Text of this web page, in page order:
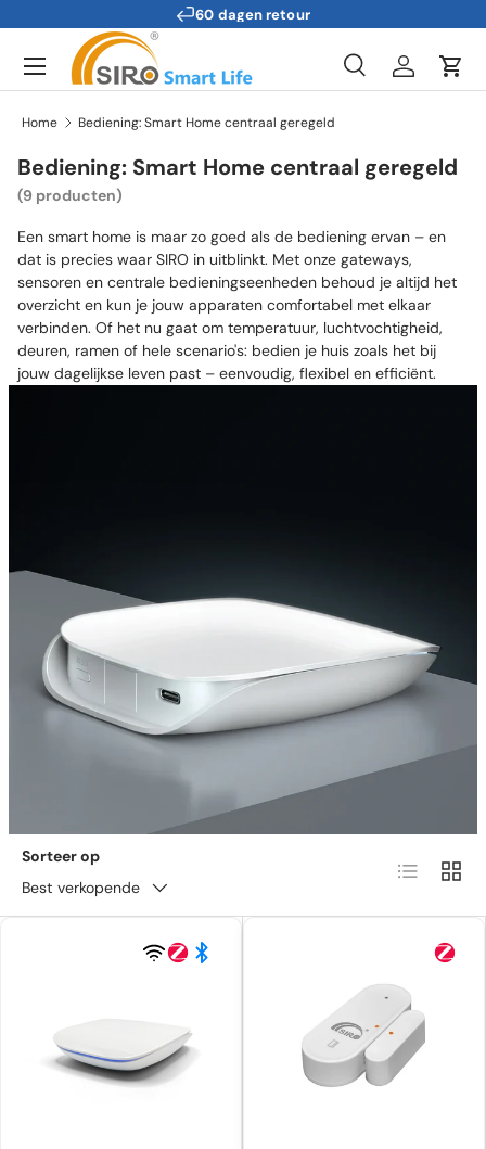
Ga naar inhoud
Technische ondersteuning
Zoeken
ZoekenInloggen
Menu
Home Bediening: Smart Home centraal geregeld
Bediening: Smart Home centraal geregeld
(9 producten)
Een smart home is maar zo goed als de bediening ervan – en
dat is precies waar SIRO in uitblinkt. Met onze gateways,
sensoren en centrale bedieningseenheden behoud je altijd het
overzicht en kun je jouw apparaten comfortabel met elkaar
verbinden. Of het nu gaat om temperatuur, luchtvochtigheid,
deuren, ramen of hele scenario's: bedien je huis zoals het bij
jouw dagelijkse leven past – eenvoudig, flexibel en efficiënt.
Sorteer op
Best verkopende
Lijst